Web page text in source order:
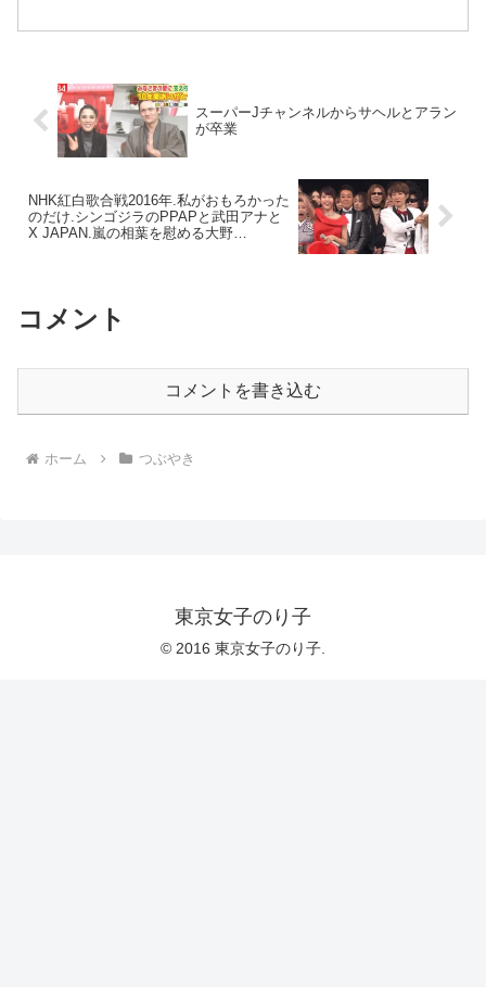
スーパーJチャンネルからサヘルとアラン
が卒業
NHK紅白歌合戦2016年.私がおもろかった
のだけ.シンゴジラのPPAPと武田アナと
X JAPAN.嵐の相葉を慰める大野
コメント
コメントを書き込む
ホーム つぶやき
東京女子のり子
© 2016 東京女子のり子.